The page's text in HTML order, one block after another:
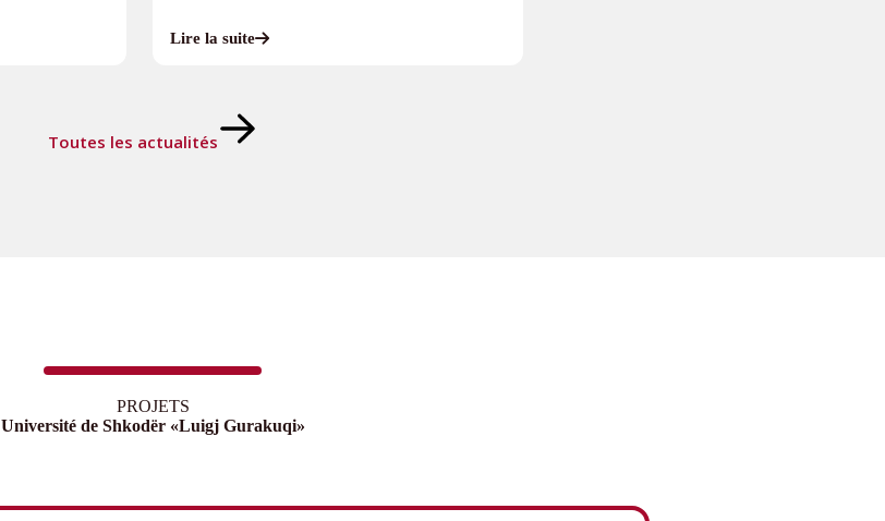
Lire la suite
Toutes les actualités
PROJETS
Université de Shkodër «Luigj Gurakuqi»